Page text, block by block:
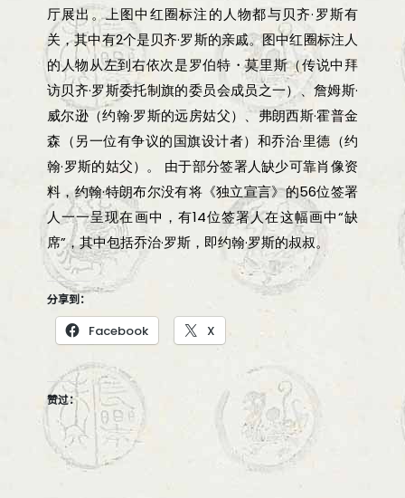
厅展出。上图中红圈标注的人物都与贝齐·罗斯有
关，其中有2个是贝齐·罗斯的亲戚。图中红圈标注人
的人物从左到右依次是罗伯特・莫里斯（传说中拜
访贝齐·罗斯委托制旗的委员会成员之一）、詹姆斯·
威尔逊（约翰·罗斯的远房姑父）、弗朗西斯·霍普金
森（另一位有争议的国旗设计者）和乔治·里德（约
翰·罗斯的姑父）。 由于部分签署人缺少可靠肖像资
料，约翰·特朗布尔没有将《独立宣言》的56位签署
人一一呈现在画中，有14位签署人在这幅画中“缺
席”，其中包括乔治·罗斯，即约翰·罗斯的叔叔。
分享到：
Facebook X
赞过：